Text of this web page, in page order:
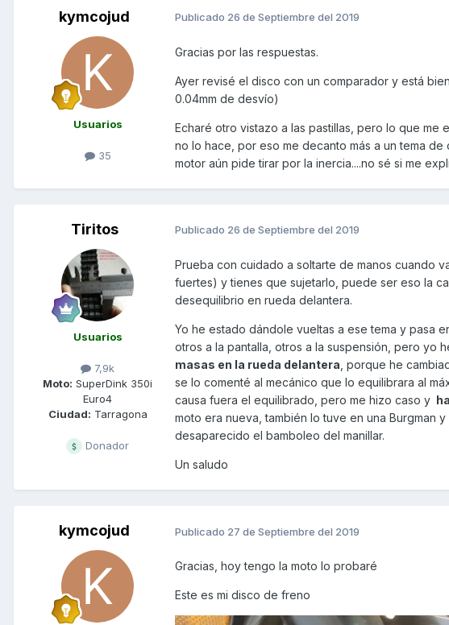
kymcojud
Usuarios
35
Publicado 26 de Septiembre del 2019
Gracias por las respuestas.
Ayer revisé el disco con un comparador y está
0.04mm de desvío)
Echaré otro vistazo a las pastillas, pero lo que me
no lo hace, por eso me decanto más a un tema
motor aún pide tirar por la inercia....no sé si me
Tiritos
Usuarios
7,9k
Moto: SuperDink 350i
Euro4
Ciudad: Tarragona
Donador
Publicado 26 de Septiembre del 2019
Prueba con cuidado a soltarte de manos cuando
fuertes) y tienes que sujetarlo, puede ser eso la
desequilibrio en rueda delantera.
Yo he estado dándole vueltas a ese tema y pasa
otros a la pantalla, otros a la suspensión, pero yo
masas en la rueda delantera , porque he
se lo comenté al mecánico que lo equilibrara al
causa fuera el equilibrado, pero me hizo caso y
moto era nueva, también lo tuve en una Burgman
desaparecido el bamboleo del manillar.
Un saludo
kymcojud Publicado 27 de Septiembre del 2019
Gracias, hoy tengo la moto lo probaré
Este es mi disco de freno